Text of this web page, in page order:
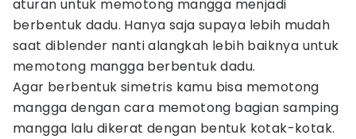
aturan untuk memotong mangga menjadi
berbentuk dadu. Hanya saja supaya lebih mudah
saat diblender nanti alangkah lebih baiknya untuk
memotong mangga berbentuk dadu.
Agar berbentuk simetris kamu bisa memotong
mangga dengan cara memotong bagian samping
mangga lalu dikerat dengan bentuk kotak-kotak.